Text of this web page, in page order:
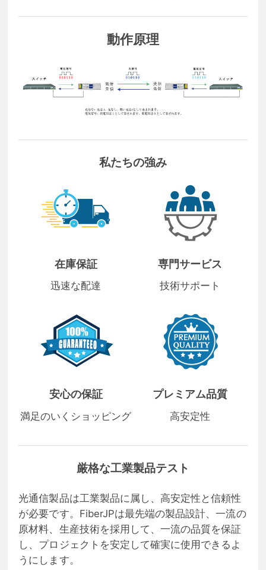
動作原理
私たちの強み
在庫保証
迅速な配達
専門サービス
技術サポート
安心の保証
満足のいくショッピング
プレミアム品質
高安定性
厳格な工業製品テスト
光通信製品は工業製品に属し、高安定性と信頼性
が必要です。FiberJPは最先端の製品設計、一流の
原材料、生産技術を採用して、一流の品質を保証
し、プロジェクトを安定して確実に使用できるよ
うにします。